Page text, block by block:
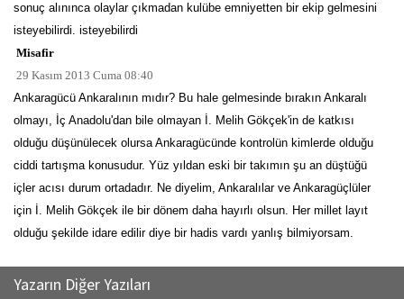
sonuç alınınca olaylar çıkmadan kulübe emniyetten bir ekip gelmesini
isteyebilirdi. isteyebilirdi
Misafir
29 Kasım 2013 Cuma 08:40
Ankaragücü Ankaralının mıdır? Bu hale gelmesinde bırakın Ankaralı
olmayı, İç Anadolu'dan bile olmayan İ. Melih Gökçek'in de katkısı
olduğu düşünülecek olursa Ankaragücünde kontrolün kimlerde olduğu
ciddi tartışma konusudur. Yüz yıldan eski bir takımın şu an düştüğü
içler acısı durum ortadadır. Ne diyelim, Ankaralılar ve Ankaragüçlüler
için İ. Melih Gökçek ile bir dönem daha hayırlı olsun. Her millet layıt
olduğu şekilde idare edilir diye bir hadis vardı yanlış bilmiyorsam.
Yazarın Diğer Yazıları